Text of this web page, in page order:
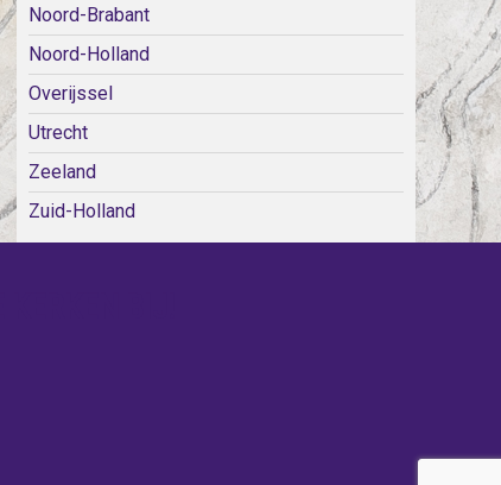
Noord-Brabant
Noord-Holland
Overijssel
Utrecht
Zeeland
Zuid-Holland